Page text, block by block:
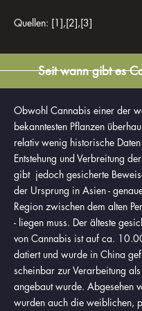
Quellen: [1],[2],[3]
Seit wann gibt es
Obwohl Cannabis einer der
bekanntesten Pflanzen
relativ wenig historische
Entstehung und Verbreitung
gibt jedoch gesicherte
der Ursprung in Asien -
Region zwischen dem alten
- liegen muss. Der älteste
von Cannabis ist auf ca.
datiert und wurde in China
scheinbar zur Verarbeitung
angebaut wurde. Abgesehen
wurden auch die weiblichen,